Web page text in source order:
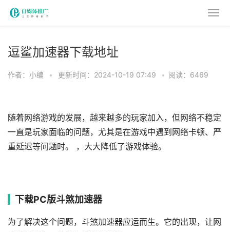
逗鲨加速器下载地址
作者：小编 • 更新时间：2024-10-19 07:49 • 阅读：6469
随着网络游戏的发展，越来越多的玩家加入，但网络不稳定
一直是玩家面临的问题，尤其是在游戏中遇到网络卡顿、严
重延迟等问题时。 ，大大降低了游戏体验。
下载PC版斗煞加速器
为了解决这个问题，斗煞加速器应运而生。它的出现，让网